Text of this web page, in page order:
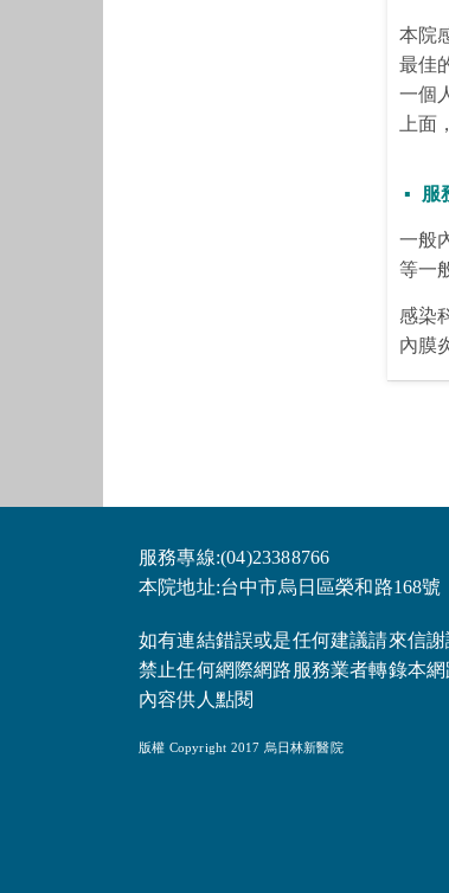
本院
最佳
一個
上
▪ 服
一般
等一
感染
內膜
服務專線:(04)23388766
本院地址:台中市烏日區榮和路168號
如有連結錯誤或是任何建議請來信謝
禁止任何網際網路服務業者轉錄本網
內容供人點閱
版權 Copyright 2017 烏日林新醫院